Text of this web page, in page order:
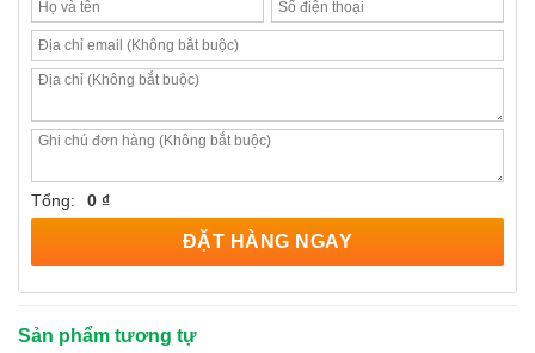
Tổng: 0 ₫
ĐẶT HÀNG NGAY
Sản phẩm tương tự